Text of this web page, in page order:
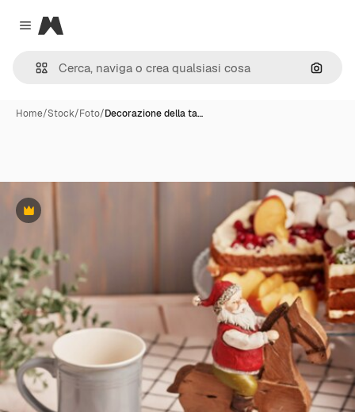
Close menu
Magnific
Cerca
Home/Stock/Foto/Decorazione della ta…
Premium